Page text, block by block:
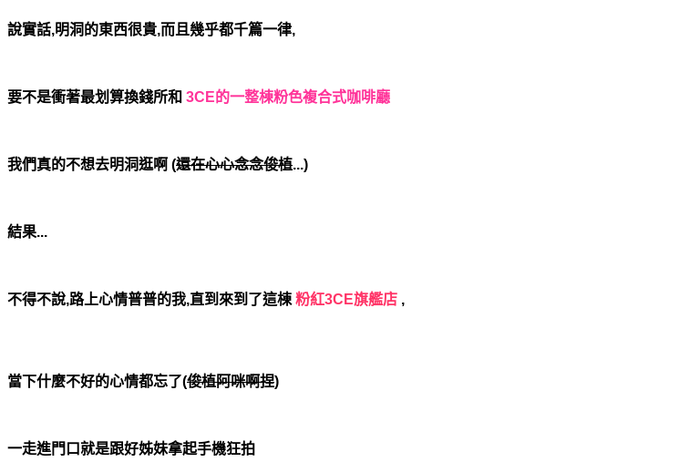
說實話,明洞的東西很貴,而且幾乎都千篇一律,
要不是衝著最划算換錢所和 3CE的一整棟粉色複合式咖啡廳
我們真的不想去明洞逛啊 (還在心心念念俊植...)
結果...
不得不說,路上心情普普的我,直到來到了這棟 粉紅3CE旗艦店 ,
當下什麼不好的心情都忘了(俊植阿咪啊捏)
一走進門口就是跟好姊妹拿起手機狂拍